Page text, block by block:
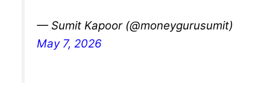
— Sumit Kapoor (@moneygurusumit)
May 7, 2026